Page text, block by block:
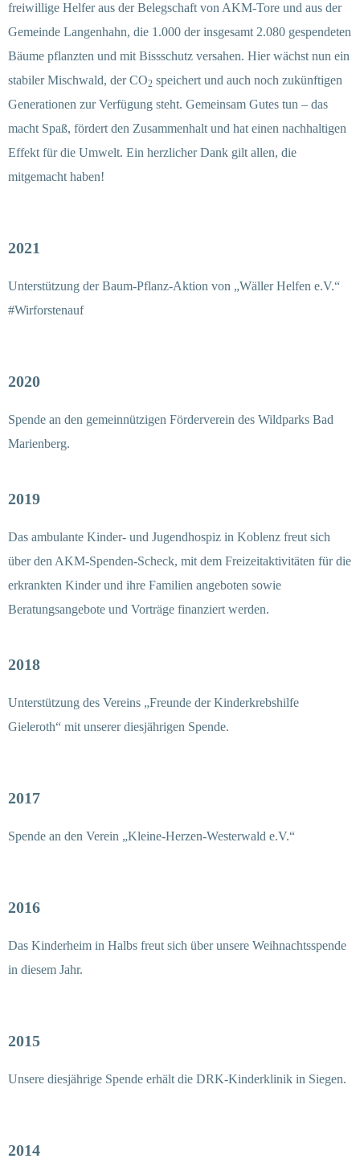
freiwillige Helfer aus der Belegschaft von AKM-Tore und aus der
Gemeinde Langenhahn, die 1.000 der insgesamt 2.080 gespendeten
Bäume pflanzten und mit Bissschutz versahen. Hier wächst nun ein
stabiler Mischwald, der CO2 speichert und auch noch zukünftigen
Generationen zur Verfügung steht. Gemeinsam Gutes tun – das
macht Spaß, fördert den Zusammenhalt und hat einen nachhaltigen
Effekt für die Umwelt. Ein herzlicher Dank gilt allen, die
mitgemacht haben!
2021
Unterstützung der Baum-Pflanz-Aktion von „Wäller Helfen e.V.“
#Wirforstenauf
2020
Spende an den gemeinnützigen Förderverein des Wildparks Bad
Marienberg.
2019
Das ambulante Kinder- und Jugendhospiz in Koblenz freut sich
über den AKM-Spenden-Scheck, mit dem Freizeitaktivitäten für die
erkrankten Kinder und ihre Familien angeboten sowie
Beratungsangebote und Vorträge finanziert werden.
2018
Unterstützung des Vereins „Freunde der Kinderkrebshilfe
Gieleroth“ mit unserer diesjährigen Spende.
2017
Spende an den Verein „Kleine-Herzen-Westerwald e.V.“
2016
Das Kinderheim in Halbs freut sich über unsere Weihnachtsspende
in diesem Jahr.
2015
Unsere diesjährige Spende erhält die DRK-Kinderklinik in Siegen.
2014